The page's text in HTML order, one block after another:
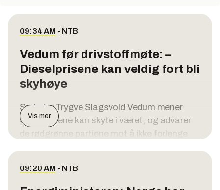
09:34 AM - NTB
Vedum før drivstoffmøte: –
Dieselprisene kan veldig fort bli
skyhøye
Sp-leder Trygve Slagsvold Vedum mener
dieselprisene kan skyte i været, og advarer
de rødgrønne partiene mot å ikke forlenge
– Verden er så usikker. Den er så utrygg.
Vis mer
09:20 AM - NTB